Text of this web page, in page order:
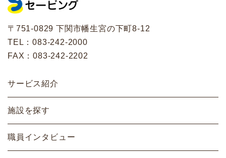
〒751-0829 下関市幡生宮の下町8-12
TEL：083-242-2000
FAX：083-242-2202
サービス紹介
施設を探す
職員インタビュー